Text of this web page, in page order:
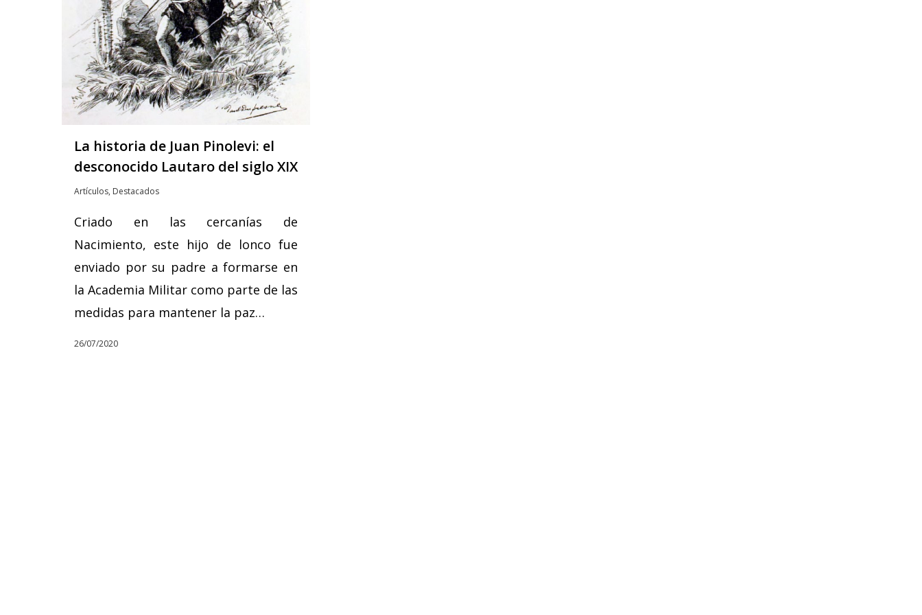
La historia de Juan Pinolevi: el
desconocido Lautaro del siglo XIX
Artículos, Destacados
Criado en las cercanías de
Nacimiento, este hijo de lonco fue
enviado por su padre a formarse en
la Academia Militar como parte de las
medidas para mantener la paz…
26/07/2020